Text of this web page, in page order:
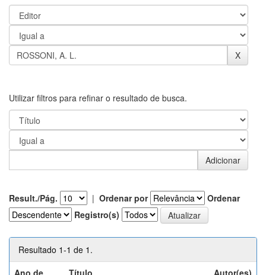
Utilizar filtros para refinar o resultado de busca.
Result./Pág. | Ordenar por
Ordenar
Registro(s)
Resultado 1-1 de 1.
Ano de
Título Autor(es)